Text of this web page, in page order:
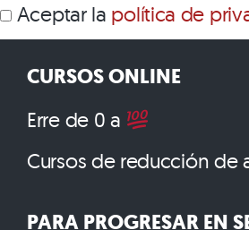
Aceptar la política de
CURSOS ONLINE
Erre de 0 a
Cursos de reducción de
PARA PROGRESAR EN